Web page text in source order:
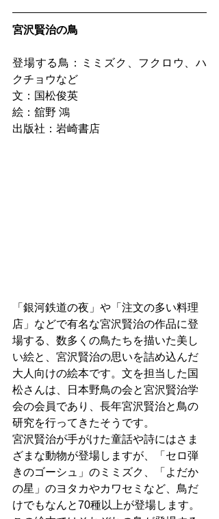
宮沢賢治の鳥
登場する鳥：ミミズク、フクロウ、ハ
クチョウなど
文：国松俊英
絵：舘野 鴻
出版社：岩崎書店
「銀河鉄道の夜」や「注文の多い料理
店」などで有名な宮沢賢治の作品に登
場する、数多くの鳥たちを描いた美し
い絵と、宮沢賢治の思いを詰め込んだ
大人向けの絵本です。文を担当した国
松さんは、日本野鳥の会と宮沢賢治学
会の会員であり、長年宮沢賢治と鳥の
研究を行ってきたそうです。
宮沢賢治が手がけた童話や詩にはさま
ざまな動物が登場しますが、「セロ弾
きのゴーシュ」のミミズク、「よだか
の星」のヨタカやカワセミなど、鳥だ
けでもなんと70種以上が登場します。